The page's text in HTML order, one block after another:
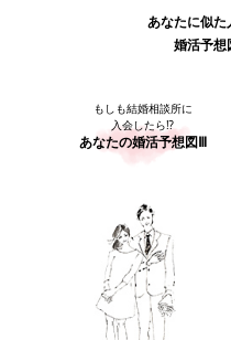
あなたに似た
婚活予想
もしも結婚相談所に
入会したら⁉
あなたの婚活予想図Ⅲ